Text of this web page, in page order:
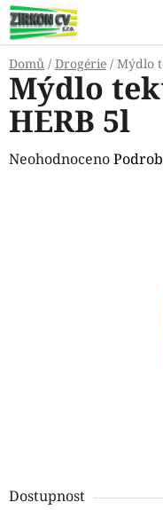
Přejít
na
obsah
Domů / Drogérie / Mýdlo
Dostupnost
Mýdlo
HERB 5l
Průměrné
Neohodnoceno